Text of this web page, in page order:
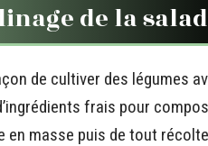
de la
de cultiver des légumes
frais pour
masse puis de tout